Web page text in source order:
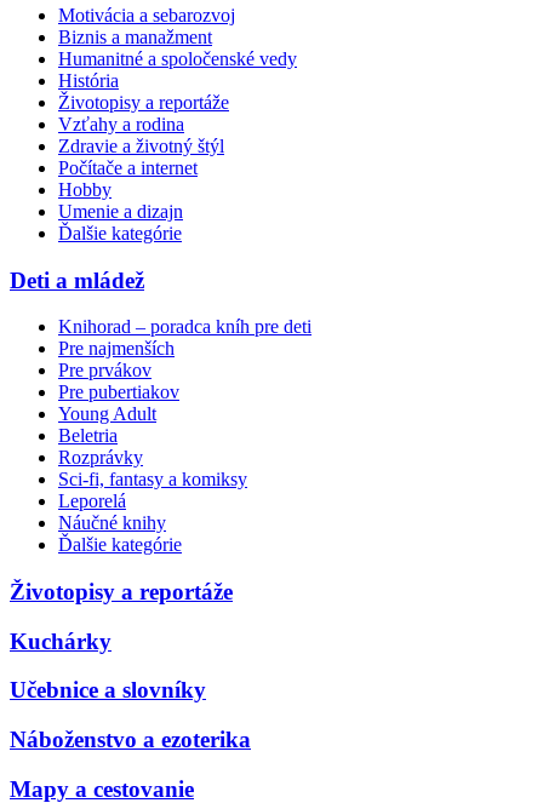
Motivácia a sebarozvoj
Biznis a manažment
Humanitné a spoločenské vedy
História
Životopisy a reportáže
Vzťahy a rodina
Zdravie a životný štýl
Počítače a internet
Hobby
Umenie a dizajn
Ďalšie kategórie
Deti a mládež
Knihorad – poradca kníh pre deti
Pre najmenších
Pre prvákov
Pre pubertiakov
Young Adult
Beletria
Rozprávky
Sci-fi, fantasy a komiksy
Leporelá
Náučné knihy
Ďalšie kategórie
Životopisy a reportáže
Kuchárky
Učebnice a slovníky
Náboženstvo a ezoterika
Mapy a cestovanie